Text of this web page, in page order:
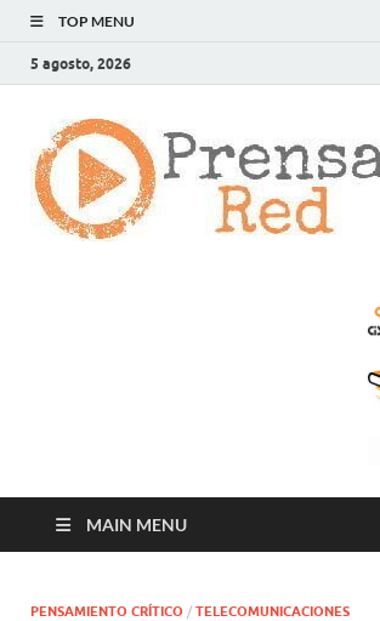
TOP MENU
5 agosto, 2026
MAIN MENU
PENSAMIENTO CRÍTICO / TELECOMUNICACIONES